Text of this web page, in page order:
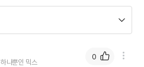
하나뿐인 믹스
0